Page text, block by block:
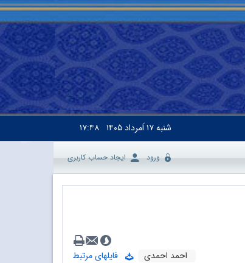
شنبه۱۷ اَمرداد ۱۴۰۵ ۱۷:۴۸
ورود ایجاد حساب کاربری
احمد احمدی
فایلهای مرتبط